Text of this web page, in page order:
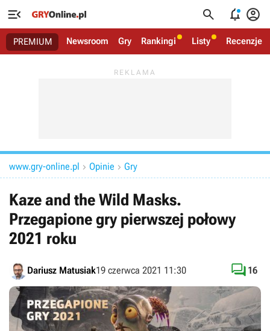
   
PREMIUM Newsroom Gry Rankingi Listy Recenzje
www.gry-online.pl  Opinie  Gry
Kaze and the Wild Masks.
Przegapione gry pierwszej połowy
2021 roku
Dariusz Matusiak19 czerwca 2021 11:30  16